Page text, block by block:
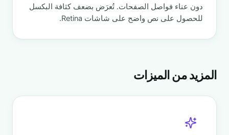
دون عناء فواصل الصفحات. تُعرَض بضعف كثافة البكسل
للحصول على نص واضح على شاشات Retina.
المزيد من الميزات